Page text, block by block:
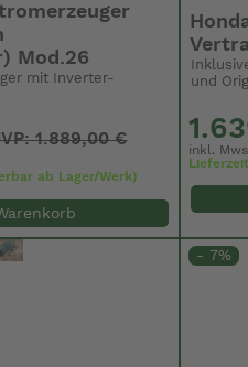
Mod.26
mit Inverter-
1.889,00 €
ab Lager/Werk)
und
inkl.
- 7%